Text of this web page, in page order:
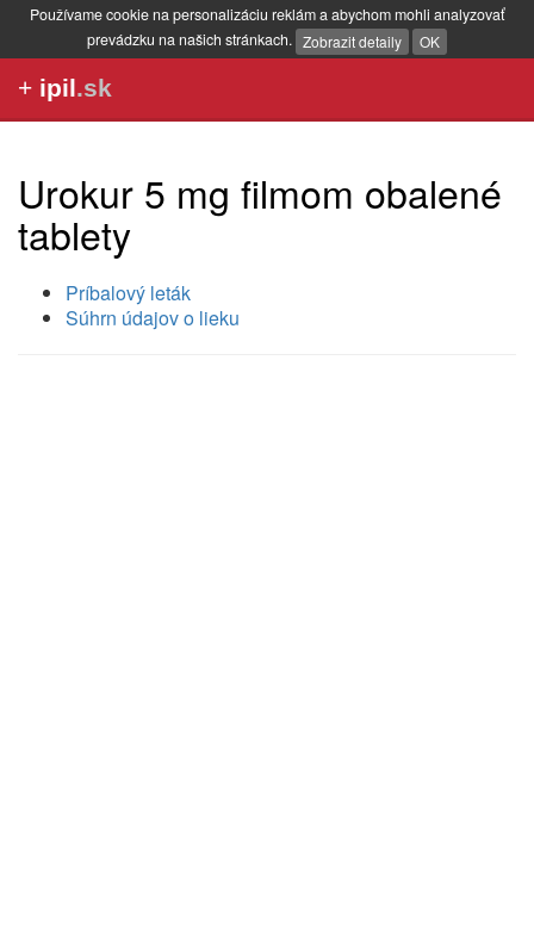
Používame cookie na personalizáciu reklám a abychom mohli analyzovať
prevádzku na našich stránkach. Zobrazit detaily OK
+ ipil.sk
Urokur 5 mg filmom obalené
tablety
Príbalový leták
Súhrn údajov o lieku